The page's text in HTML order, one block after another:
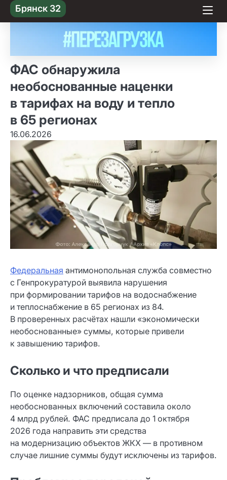
Skip
to content
Брянск 32
ФАС обнаружила
необоснованные наценки
в тарифах на воду и тепло
в 65 регионах
16.06.2026
Федеральная антимонопольная служба совместно
с Генпрокуратурой выявила нарушения
при формировании тарифов на водоснабжение
и теплоснабжение в 65 регионах из 84.
В проверенных расчётах нашли «экономически
необоснованные» суммы, которые привели
к завышению тарифов.
Сколько и что предписали
По оценке надзорников, общая сумма
необоснованных включений составила около
4 млрд рублей. ФАС предписала до 1 октября
2026 года направить эти средства
на модернизацию объектов ЖКХ — в противном
случае лишние суммы будут исключены из тарифов.